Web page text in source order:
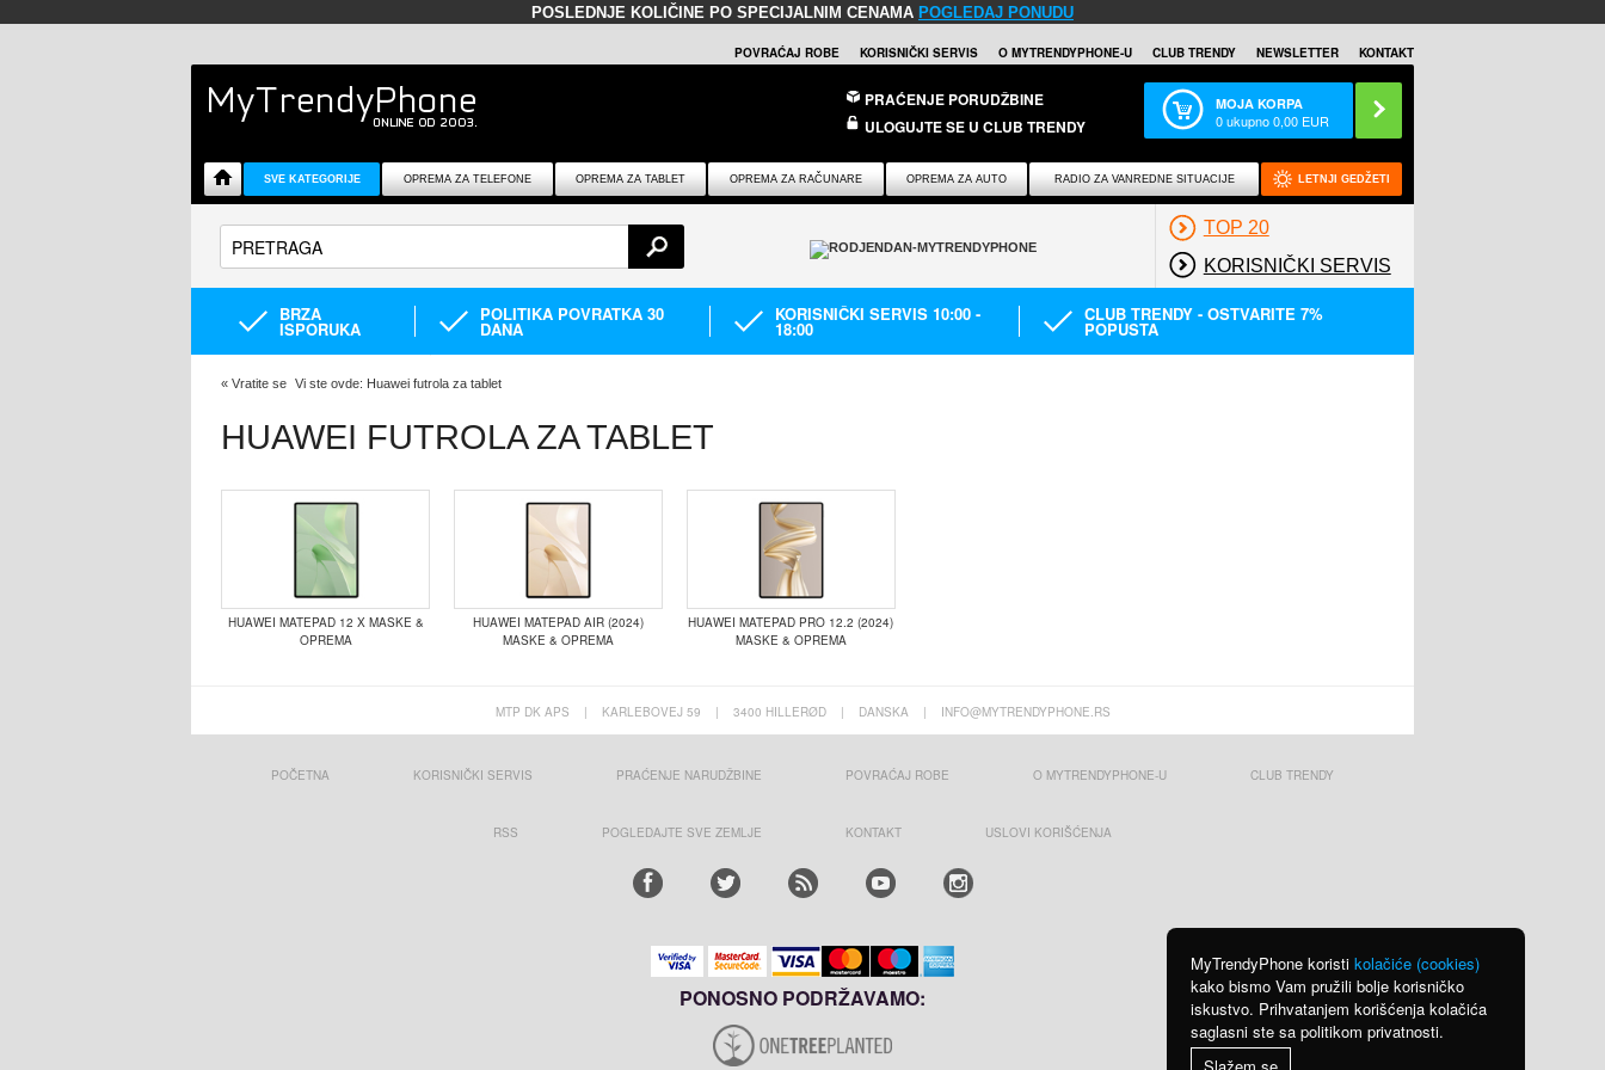
POSLEDNJE KOLIČINE PO SPECIJALNIM CENAMA POGLEDAJ PONUDU
POVRAĆAJ ROBE KORISNIČKI SERVIS O MYTRENDYPHONE-U CLUB TRENDY NEWSLETTER KONTAKT
PRAĆENJE PORUDŽBINE
ULOGUJTE SE U CLUB TRENDY
MOJA KORPA
0ukupno0,00 EUR
SVE KATEGORIJE OPREMA ZA TELEFONE OPREMA ZA TABLET OPREMA ZA RAČUNARE OPREMA ZA AUTO RADIO ZA VANREDNE SITUACIJE LETNJI GEDŽETI
TOP 20
KORISNIČKI SERVIS
BRZA
ISPORUKA
POLITIKA POVRATKA 30
DANA
KORISNIČKI SERVIS 10:00 -
18:00
CLUB TRENDY - OSTVARITE 7%
POPUSTA
« Vratite se Vi ste ovde: Huawei futrola za tablet
HUAWEI FUTROLA ZA TABLET
HUAWEI MATEPAD 12 X MASKE &
OPREMA
HUAWEI MATEPAD AIR (2024)
MASKE & OPREMA
HUAWEI MATEPAD PRO 12.2 (2024)
MASKE & OPREMA
MTP DK APS | KARLEBOVEJ 59 | 3400 HILLERØD | DANSKA | INFO@MYTRENDYPHONE.RS
POČETNA KORISNIČKI SERVIS PRAĆENJE NARUDŽBINE POVRAĆAJ ROBE O MYTRENDYPHONE-U CLUB TRENDY
RSS POGLEDAJTE SVE ZEMLJE KONTAKT USLOVI KORIŠĆENJA
PONOSNO PODRŽAVAMO:
MyTrendyPhone koristi kolačiće (cookies)
kako bismo Vam pružili bolje korisničko
iskustvo. Prihvatanjem korišćenja kolačića
saglasni ste sa politikom privatnosti.